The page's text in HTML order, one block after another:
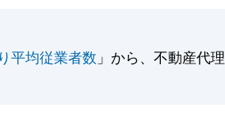
平均従業者数 」から、不動産代